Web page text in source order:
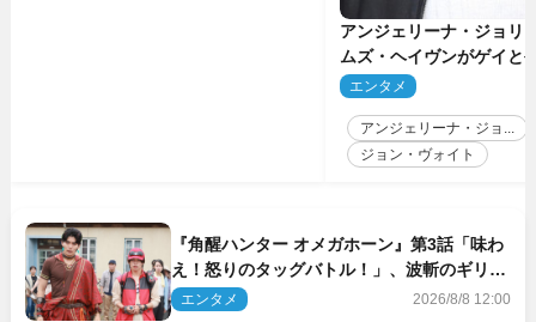
アンジェリーナ・ジョリ
ムズ・ヘイヴンがゲイ
生配信で明らかに
エンタメ
アンジェリーナ・ジョ...
ジョン・ヴォイト
『角醒ハンター オメガホーン』第3話「味わ
え！怒りのタッグバトル！」、波斬のギリコ
がハンターバトルを挑んできた！
エンタメ 2026/8/8 12:00